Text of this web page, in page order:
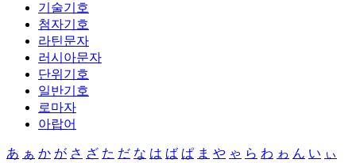
기술기호
첨자기호
라틴문자
러시아문자
단위기호
일반기호
로마자
아랍어
あ ぁ か が さ ざ た だ な は ば ぱ ま や ゃ ら わ ゎ ん い ぃ